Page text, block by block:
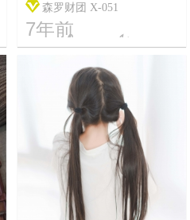
森罗财团 X-051
7年前
19 5200